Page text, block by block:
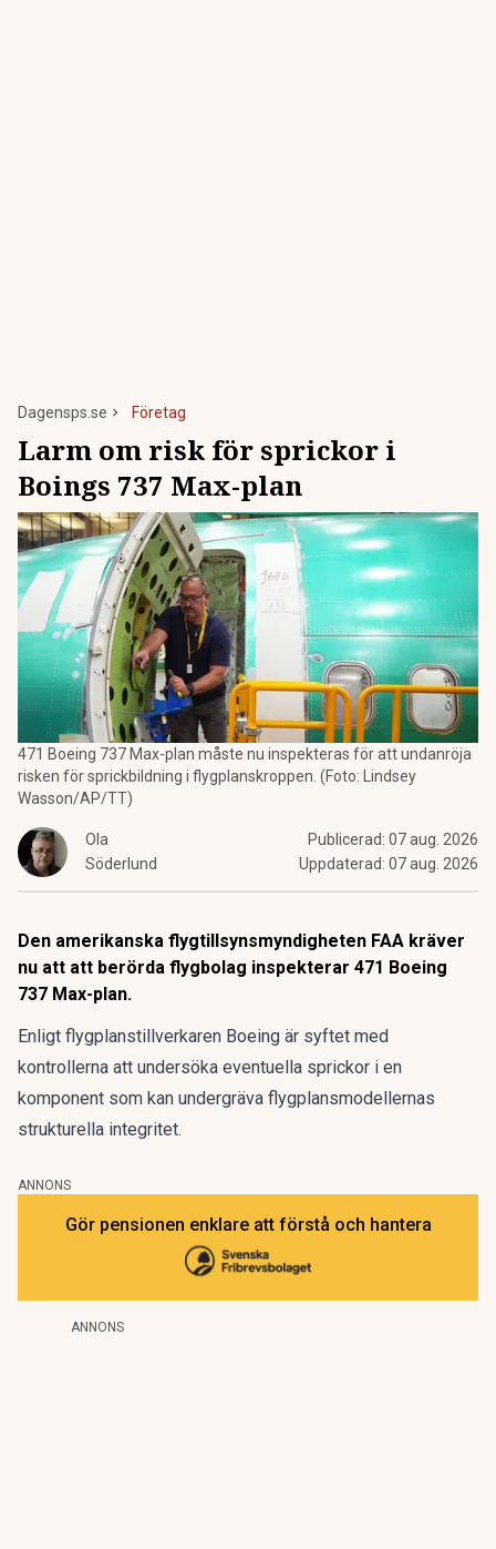
Dagensps.se Företag
Larm om risk för sprickor i
Boings 737 Max-plan
471 Boeing 737 Max-plan måste nu inspekteras för att undanröja
risken för sprickbildning i flygplanskroppen. (Foto: Lindsey
Wasson/AP/TT)
Ola
Söderlund
Publicerad: 07 aug. 2026
Uppdaterad: 07 aug. 2026
Den amerikanska flygtillsynsmyndigheten FAA kräver
nu att att berörda flygbolag inspekterar 471 Boeing
737 Max-plan.
Enligt flygplanstillverkaren Boeing är syftet med
kontrollerna att undersöka eventuella sprickor i en
komponent som kan undergräva flygplansmodellernas
strukturella integritet.
ANNONS
Gör pensionen enklare att förstå och hantera
ANNONS